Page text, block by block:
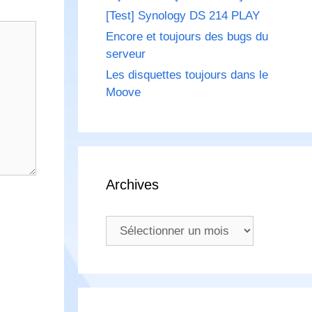
[Test] Synology DS 214 PLAY
Encore et toujours des bugs du
serveur
Les disquettes toujours dans le
Moove
Archives
Archives